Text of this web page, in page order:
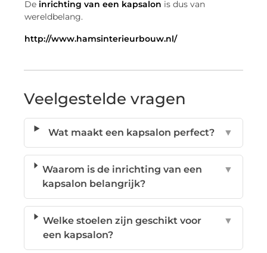
De inrichting van een kapsalon is dus van
wereldbelang.
http://www.hamsinterieurbouw.nl/
Veelgestelde vragen
Wat maakt een kapsalon perfect? ▼
Waarom is de inrichting van een
kapsalon belangrijk?
▼
Welke stoelen zijn geschikt voor
een kapsalon?
▼